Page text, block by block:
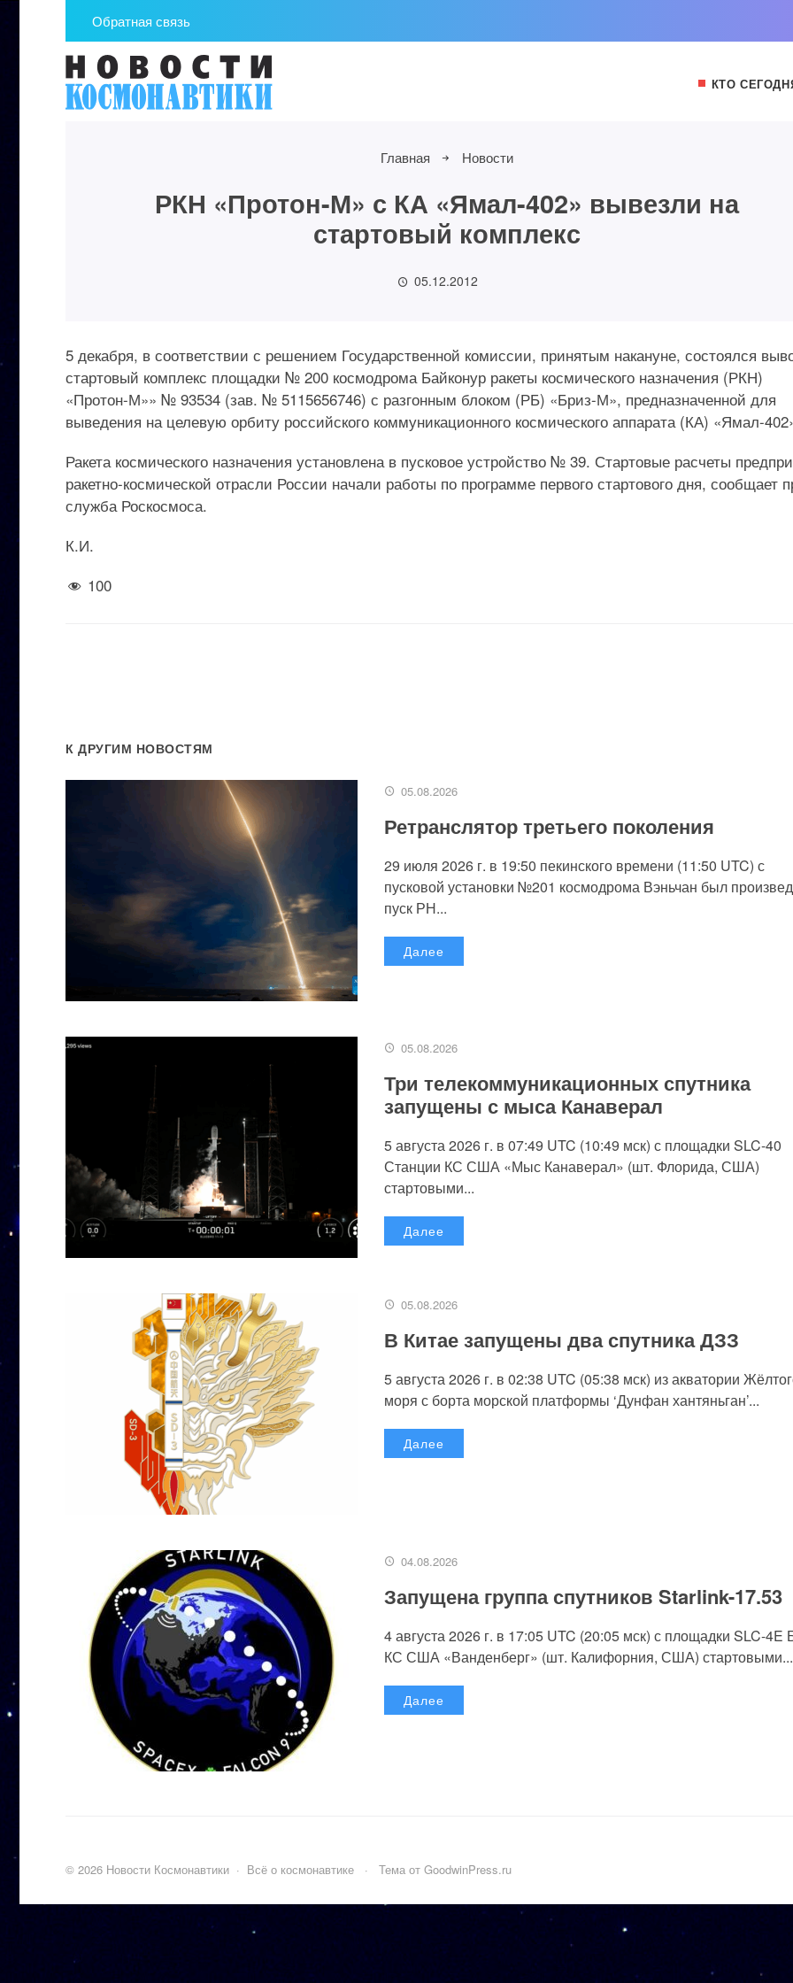
Обратная связь
КТО
Главная Новости
РКН «Протон-М» с КА «Ямал-402» вывезли на
стартовый комплекс
05.12.2012
5 декабря, в соответствии с решением Государственной комиссии, принятым накануне, состоялся
стартовый комплекс площадки № 200 космодрома Байконур ракеты космического назначения (РКН)
«Протон-М»» № 93534 (зав. № 5115656746) с разгонным блоком (РБ) «Бриз-М», предназначенной для
выведения на целевую орбиту российского коммуникационного космического аппарата (КА) «Ямал-
Ракета космического назначения установлена в пусковое устройство № 39. Стартовые расчеты
ракетно-космической отрасли России начали работы по программе первого стартового дня, сообщает
служба Роскосмоса.
К.И.
100
К ДРУГИМ НОВОСТЯМ
05.08.2026
Ретранслятор третьего поколения
29 июля 2026 г. в 19:50 пекинского времени (11:50 UTC) с
пусковой установки №201 космодрома Вэньчан был
пуск РН...
Далее
05.08.2026
Три телекоммуникационных спутника
запущены с мыса Канаверал
5 августа 2026 г. в 07:49 UTC (10:49 мск) с площадки SLC-40
Станции КС США «Мыс Канаверал» (шт. Флорида, США)
стартовыми...
Далее
05.08.2026
В Китае запущены два спутника ДЗЗ
5 августа 2026 г. в 02:38 UTC (05:38 мск) из акватории
моря с борта морской платформы ‘Дунфан хантяньган’...
Далее
04.08.2026
Запущена группа спутников Starlink-17.53
4 августа 2026 г. в 17:05 UTC (20:05 мск) с площадки SLC-4E
КС США «Ванденберг» (шт. Калифорния, США) стартовыми...
Далее
© 2026 Новости Космонавтики · Всё о космонавтике · Тема от GoodwinPress.ru